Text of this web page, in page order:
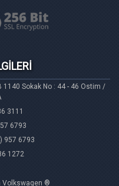
1140 Sokak No : 44 - 46 Ostim /
3111
6793
957 6793
1272
Volkswagen ®